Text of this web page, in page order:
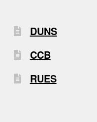
DUNS
CCB
RUES